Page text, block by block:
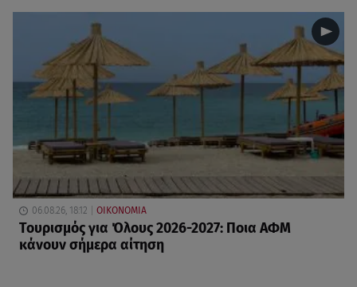
06.08.26, 18:12 ΟΙΚΟΝΟΜΙΑ
Τουρισμός για Όλους 2026-2027: Ποια ΑΦΜ
κάνουν σήμερα αίτηση